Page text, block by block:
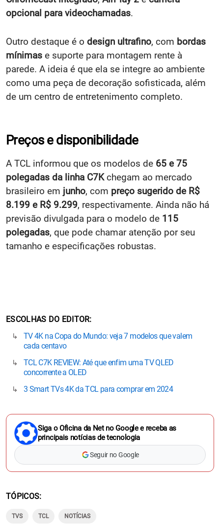
opcional para videochamadas.
Outro destaque é o design ultrafino, com bordas
mínimas e suporte para montagem rente à
parede. A ideia é que ela se integre ao ambiente
como uma peça de decoração sofisticada, além
de um centro de entretenimento completo.
Preços e disponibilidade
A TCL informou que os modelos de 65 e 75
polegadas da linha C7Kchegam ao mercado
brasileiro em junho, com preço sugerido de R$
8.199 e R$ 9.299, respectivamente. Ainda não há
previsão divulgada para o modelo de 115
polegadas, que pode chamar atenção por seu
tamanho e especificações robustas.
ESCOLHAS DO EDITOR
TV 4K na Copa do Mundo: veja 7 modelos que valem
cada centavo
TCL C7K REVIEW: Até que enfim uma TV QLED
concorrente a OLED
3 Smart TVs 4K da TCL para comprar em 2024
Siga o Oficina da Net no Google e receba as
principais notícias de tecnologia
Seguir no Google
TÓPICOS
TVS TCL NOTÍCIAS